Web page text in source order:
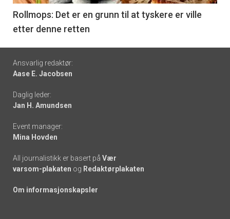
6
Rollmops: Det er en grunn til at tyskere er ville
etter denne retten
Footer
-
links
Ansvarlig redaktør:
Aase E. Jacobsen
Daglig leder:
Jan H. Amundsen
Event manager:
Mina Hovden
All journalistikk er basert på Vær
varsom-plakaten og Redaktørplakaten
Om informasjonskapsler